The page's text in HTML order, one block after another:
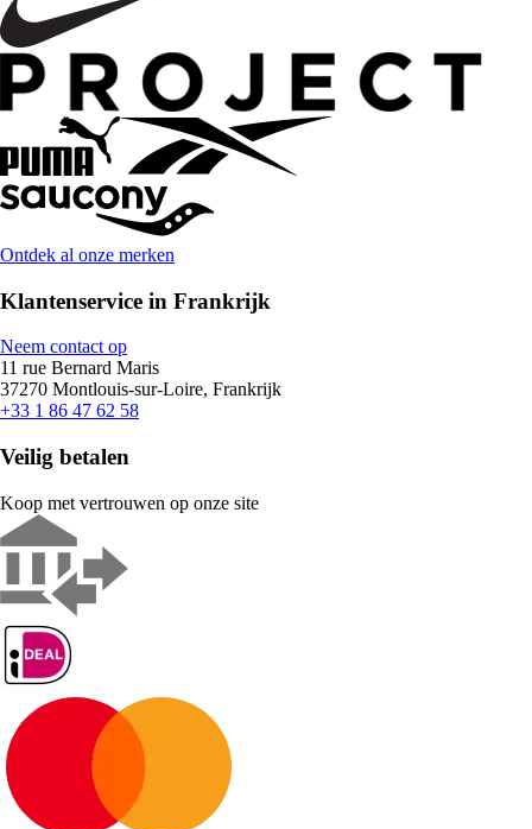
Ontdek al onze merken
Klantenservice in Frankrijk
Neem contact op
11 rue Bernard Maris
37270 Montlouis-sur-Loire, Frankrijk
+33 1 86 47 62 58
Veilig betalen
Koop met vertrouwen op onze site